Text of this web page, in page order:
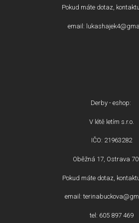
Pokud máte dotaz,
email:
Derby - eshop:
V létě letím s.r.o.
IČO: 21963282
Oběžná 17, Ostrava
Pokud máte dotaz,
email:
tel: 605 897 469